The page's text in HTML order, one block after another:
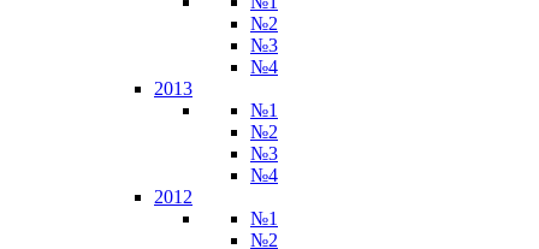
№2
№3
№4
2013
№1
№2
№3
№4
2012
№1
№2